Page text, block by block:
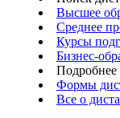
Высшее
Среднее
Курсы
Бизнес-
Подробнее
Формы
Все о